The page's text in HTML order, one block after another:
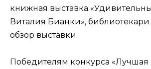
книжная выставка
Виталия Бианки»,
обзор выставки.
Победителям конкурса